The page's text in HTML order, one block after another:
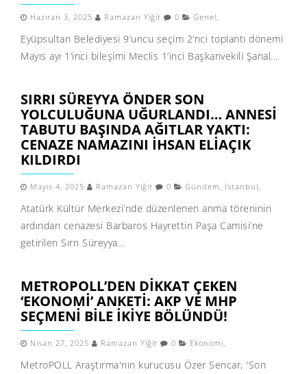
Haziran 3, 2025 Ramazan Yiğit 0 Genel,
Eyüpsultan Belediyesi 9’uncu seçim 2’nci toplantı dönemi
Mayıs ayı 1’inci bileşimi Meclis 1’inci Başkanvekili Şanal...
SIRRI SÜREYYA ÖNDER SON
YOLCULUĞUNA UĞURLANDI… ANNESI
TABUTU BAŞINDA AĞITLAR YAKTI:
CENAZE NAMAZINI İHSAN ELIAÇIK
KILDIRDI
Mayıs 4, 2025 Ramazan Yiğit 0 Gündem , İstanbul,
Atatürk Kültür Merkezi’nde düzenlenen anma töreninin
ardından cenazesi Barbaros Hayrettin Paşa Camisi’ne
getirilen Sırrı Süreyya...
METROPOLL’DEN DIKKAT ÇEKEN
‘EKONOMI’ ANKETI: AKP VE MHP
SEÇMENI BILE IKIYE BÖLÜNDÜ!
Nisan 27, 2025 Ramazan Yiğit 0 Ekonomi,
MetroPOLL Araştırma'nın kurucusu Özer Sencar, 'Son